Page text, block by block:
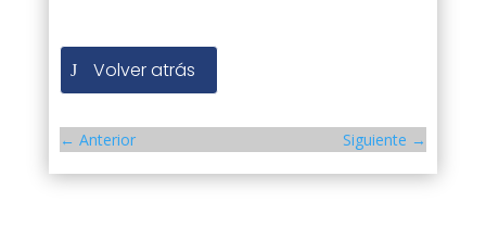
Volver atrás
← Anterior Siguiente →